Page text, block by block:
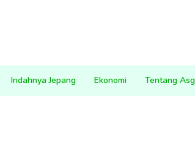
Indahnya Jepang Ekonomi Tentang